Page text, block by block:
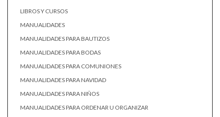
LIBROS Y CURSOS
MANUALIDADES
MANUALIDADES PARA BAUTIZOS
MANUALIDADES PARA BODAS
MANUALIDADES PARA COMUNIONES
MANUALIDADES PARA NAVIDAD
MANUALIDADES PARA NIÑOS
MANUALIDADES PARA ORDENAR U ORGANIZAR